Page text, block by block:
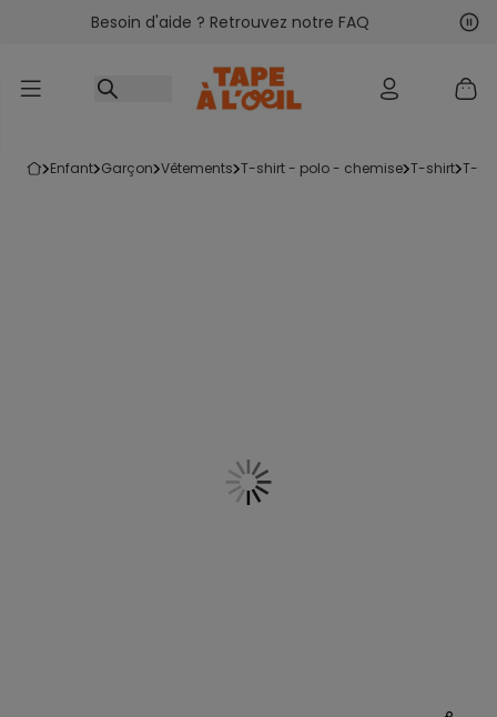
Accéder au contenu
Besoin d'aide ? Retrouvez notre FAQ
enfant garçon vêtements t-shirt - polo - chemise t-shirt t-